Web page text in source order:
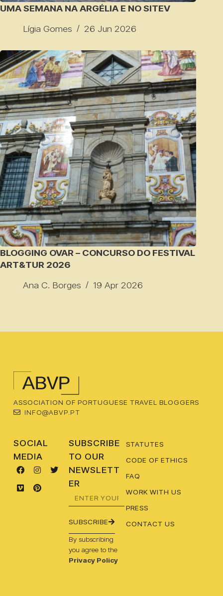
UMA SEMANA NA ARGÉLIA E NO SITEV
Lígia Gomes
26 Jun 2026
BLOGGING OVAR – CONCURSO DO FESTIVAL
ART&TUR 2026
Ana C. Borges
19 Apr 2026
ASSOCIATION OF PORTUGUESE TRAVEL BLOGGERS
INFO@ABVP.PT
SOCIAL
MEDIA
SUBSCRIBE
TO OUR
NEWSLETT
ER
SUBSCRIBE
By subscribing
you agree to the
Privacy Policy
STATUTES
CODE OF ETHICS
FAQ
WORK WITH US
PRESS
CONTACT US